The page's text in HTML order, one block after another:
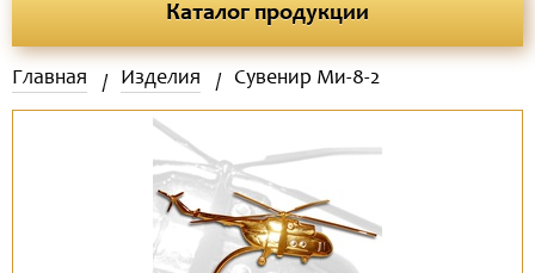
Каталог продукции
Главная Изделия Сувенир Ми-8-2